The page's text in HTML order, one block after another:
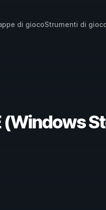
di giocoStrumenti di
(Windows